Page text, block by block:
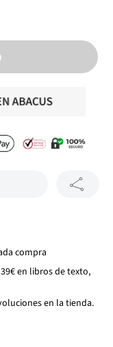
compra
en libros de texto,
en la tienda.